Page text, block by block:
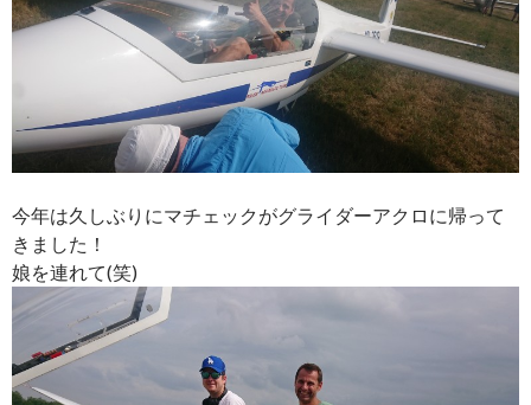
今年は久しぶりにマチェックがグライダーアクロに帰って
きました！
娘を連れて(笑)